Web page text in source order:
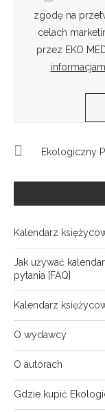
zgodę na
celach
przez EKO
Ekologiczny
Kalendarz
Jak używać
pytania [FAQ]
Kalendarz
O wydawcy
O autorach
Gdzie kupić